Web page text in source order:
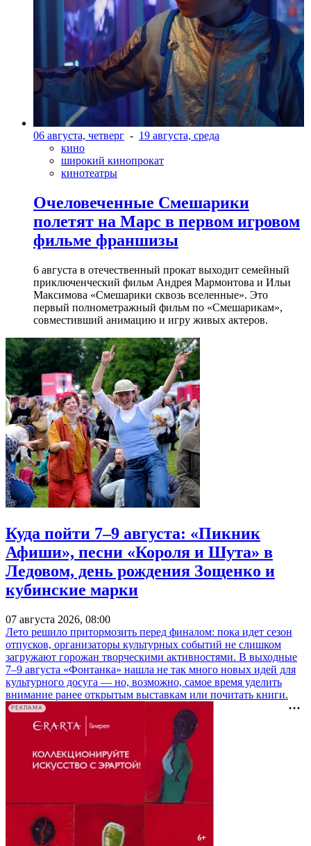
06 августа, четверг - 19 августа, среда
кино
широкий кинопрокат
кинотеатры
Очеловеченные Смешарики
полетят на Марс в первом игровом
фильме франшизы
6 августа в отечественный прокат выходит семейный
приключенческий фильм Андрея Мармонтова и Ильи
Максимова «Смешарики сквозь вселенные». Это
первый полнометражный фильм по «Смешарикам»,
совместивший анимацию и игру живых актеров.
Куда пойти 7–9 августа: «Пикник
Афиши», песни «Короля и Шута» в
Ледовом, день рождения Зощенко и
кубинские марки
07 августа 2026, 08:00
Лето решило притормозить перед финалом: пока идет сезон
отпусков, организаторы культурных событий не слишком
загружают горожан творческими активностями. В выходные
7–9 августа «Фонтанка» нашла не так много новых идей для
культурного досуга — но, возможно, самое время уделить
внимание ранее открытым выставкам или почитать книги.
РЕКЛАМА